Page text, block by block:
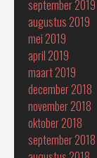
september 2019
augustus 2019
mei 2019
april 2019
maart 2019
december 2018
november 2018
oktober 2018
september 2018